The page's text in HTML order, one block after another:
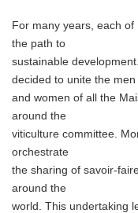
For many years, each
the path to
sustainable
decided to unite the men
and women of all the
around the
viticulture committee.
orchestrate
the sharing of savoir-
around the
world. This undertaking